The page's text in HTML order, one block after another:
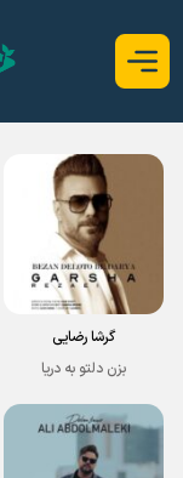
گرشا رضایی
بزن دلتو به دریا